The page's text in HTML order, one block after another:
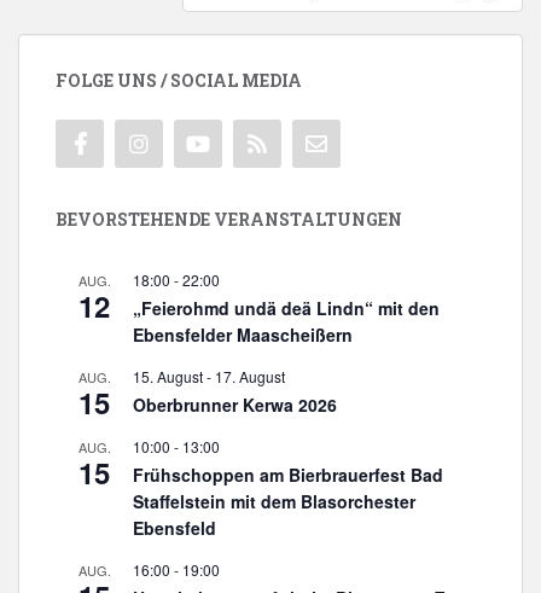
FOLGE UNS / SOCIAL MEDIA
BEVORSTEHENDE VERANSTALTUNGEN
AUG.
12
18:00 -22:00
„Feierohmd undä deä Lindn“ mit den
Ebensfelder Maascheißern
AUG.
15
15. August- 17. August
Oberbrunner Kerwa 2026
AUG.
15
10:00 - 13:00
Frühschoppen am Bierbrauerfest Bad
Staffelstein mit dem Blasorchester
Ebensfeld
AUG. 16:00 - 19:00